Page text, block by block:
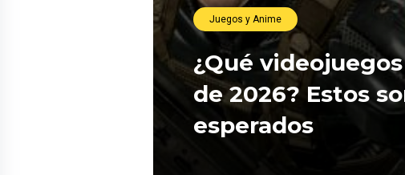
Juegos y Anime
¿Qué
de 2026? Estos
esperados